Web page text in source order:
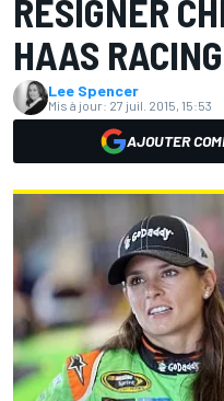
RESIGNER
HAAS RACING
Lee Spencer
Mis à jour: 27 juil. 2015, 15:53
AJOUTER